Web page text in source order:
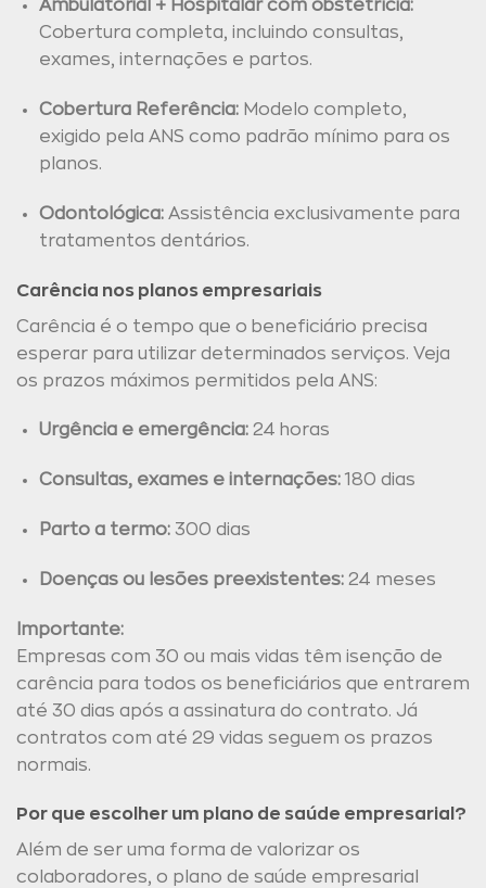
Ambulatorial + Hospitalar com obstetrícia:
Cobertura completa, incluindo consultas,
exames, internações e partos.
Cobertura Referência:Modelo completo,
exigido pela ANS como padrão mínimo para os
planos.
Odontológica:Assistência exclusivamente para
tratamentos dentários.
Carência nos planos empresariais
Carência é o tempo que o beneficiário precisa
esperar para utilizar determinados serviços. Veja
os prazos máximos permitidos pela ANS:
Urgência e emergência:24 horas
Consultas, exames e internações:180 dias
Parto a termo:300 dias
Doenças ou lesões preexistentes:24 meses
Importante:
Empresas com 30 ou mais vidas têm isenção de
carência para todos os beneficiários que entrarem
até 30 dias após a assinatura do contrato. Já
contratos com até 29 vidas seguem os prazos
normais.
Por que escolher um plano de saúde empresarial?
Além de ser uma forma de valorizar os
colaboradores, o plano de saúde empresarial